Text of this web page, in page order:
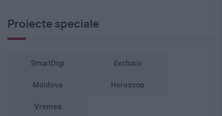
Proiecte speciale
SmartDigi Exclusiv
Moldova Horoscop
Vremea